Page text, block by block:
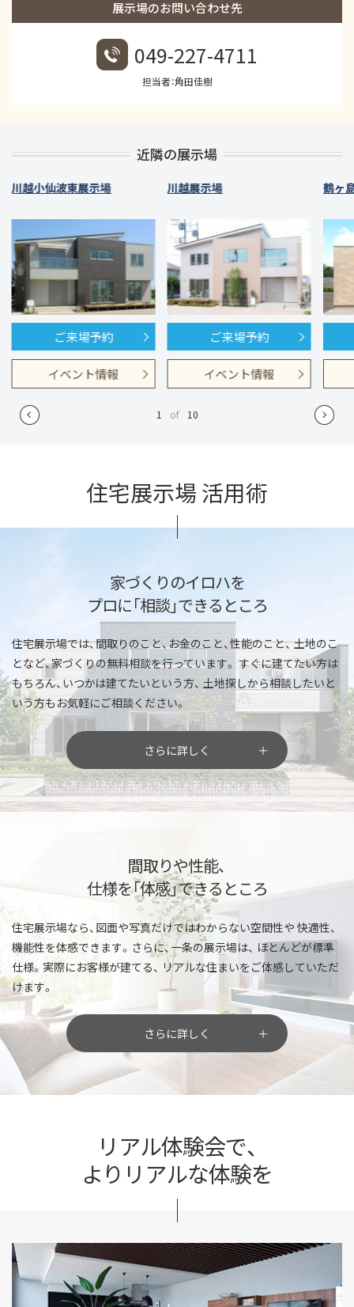
展示場のお問い合わせ先
049-227-4711
担当者：角田佳樹
近隣の展示場
川越小仙波東展示場
ご来場予約
イベント情報
川越展示場
ご来場予約
イベント情報
鶴ヶ
1 of 10
住宅展示場 活用術
家づくりのイロハを
プロに「相談」できるところ
住宅展示場では、間取りのこと、お金のこと、性能のこと、土地のこ
となど、家づくりの無料相談を行っています。 すぐに建てたい方は
もちろん、いつかは建てたいという方、 土地探しから相談したいと
いう方もお気軽にご相談ください。
さらに詳しく
間取りや性能、
仕様を「体感」できるところ
住宅展示場なら、図面や写真だけではわからない空間性や 快適性、
機能性を体感できます。さらに、一条の展示場は、 ほとんどが標準
仕様。実際にお客様が建てる、 リアルな住まいをご体感していただ
けます。
さらに詳しく
リアル体験会で、
よりリアルな体験を